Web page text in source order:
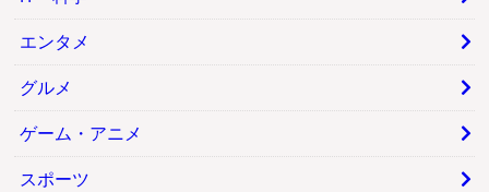
エンタメ
グルメ
ゲーム・アニメ
スポーツ